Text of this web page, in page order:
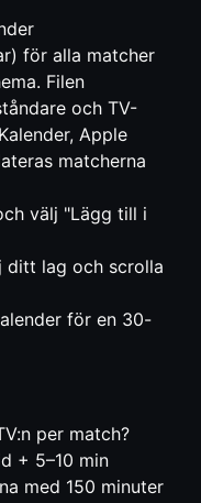
för alla matcher
Filen
och TV-
Apple
matcherna
välj "Lägg till i
ditt lag och scrolla
för en 30-
per match?
+ 5–10 min
med 150 minuter